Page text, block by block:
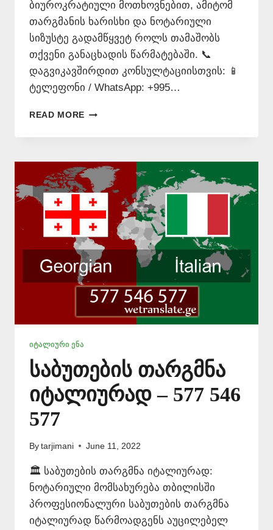
ბიუროკრატიული მოთხოვნებით, ამიტომ
თარგმანის ხარისხი და ნოტარიული
სიზუსტე გადამწყვეტ როლს თამაშობს
თქვენი განაცხადის წარმატებაში. 📞
დაგვიკავშირდით კონსულტაციისთვის: 📱
ტელეფონი / WhatsApp: +995…
READ MORE ᲘᲢᲐᲚᲘᲣᲠᲐᲓ
+995
546
577
ᲘᲢᲐᲚᲘᲣᲠᲘ ᲔᲜᲐ
საბუთების თარგმნა
იტალიურად – 577 546
577
By tarjimani June 11, 2022
🏛️ საბუთების თარგმნა იტალიურად:
ნოტარიული მომსახურება თბილისში
პროფესიონალური საბუთების თარგმნა
იტალიურად წარმოადგენს აუცილებელ